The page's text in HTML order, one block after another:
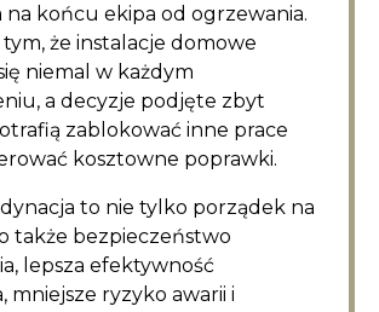
na końcu ekipa od ogrzewania.
że instalacje domowe
niemal w każdym
a decyzje podjęte zbyt
zablokować inne prace
kosztowne poprawki.
to nie tylko porządek na
także bezpieczeństwo
lepsza efektywność
mniejsze ryzyko awarii i